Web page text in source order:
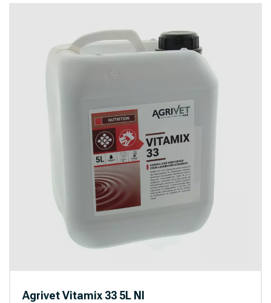
Agrivet Vitamix 33 5L Nl